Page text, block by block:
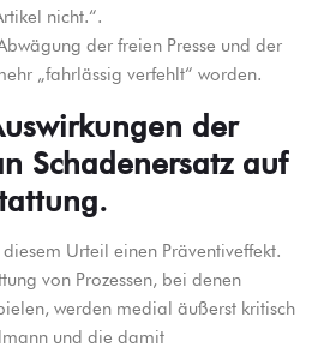
nicht.“.
der freien Presse und der
„fahrlässig verfehlt“ worden.
der
Schadenersatz auf
Urteil einen Präventiveffekt.
von Prozessen, bei denen
werden medial äußerst kritisch
und die damit